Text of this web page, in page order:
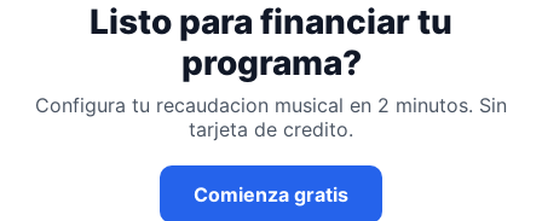
Listo para financiar tu
programa?
Configura tu recaudacion musical en 2 minutos. Sin
tarjeta de credito.
Comienza gratis